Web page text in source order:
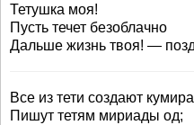
Тетушка моя!
Пусть течет безоблачно
Дальше жизнь твоя! —
Все из тети создают
Пишут тетям мириады од;